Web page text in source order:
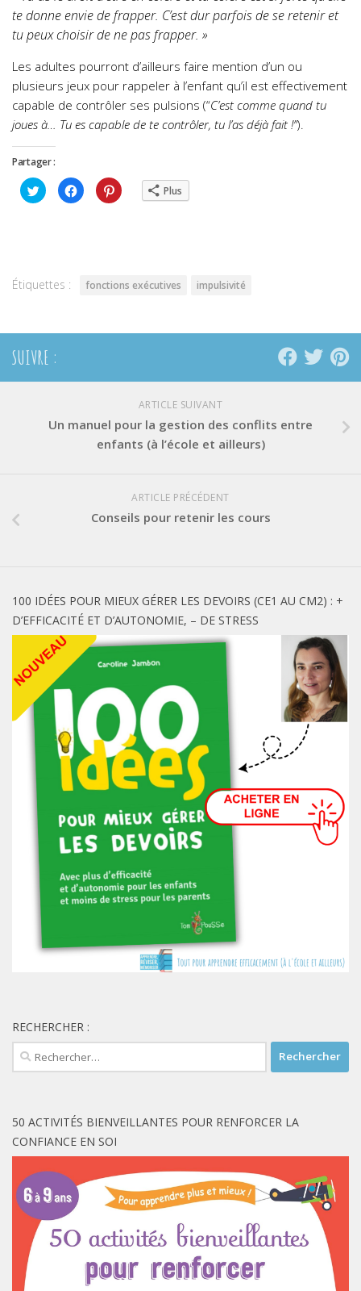
te donne envie de frapper. C’est dur parfois de se retenir et
tu peux choisir de ne pas frapper. »
Les adultes pourront d’ailleurs faire mention d’un ou
plusieurs jeux pour rappeler à l’enfant qu’il est effectivement
capable de contrôler ses pulsions (“C’est comme quand tu
joues à… Tu es capable de te contrôler, tu l’as déjà fait !”).
Partager :
Cliquez
pour
partager
Cliquez
pour
partager
Cliquez
pour Plus
Étiquettes : fonctions exécutives impulsivité
SUIVRE :
ARTICLE SUIVANT
Un manuel pour la gestion des conflits entre
enfants (à l’école et ailleurs)
ARTICLE PRÉCÉDENT
Conseils pour retenir les cours
100 IDÉES POUR MIEUX GÉRER LES DEVOIRS (CE1 AU CM2) : +
D’EFFICACITÉ ET D’AUTONOMIE, – DE STRESS
RECHERCHER :
Rechercher :
50 ACTIVITÉS BIENVEILLANTES POUR RENFORCER LA
CONFIANCE EN SOI